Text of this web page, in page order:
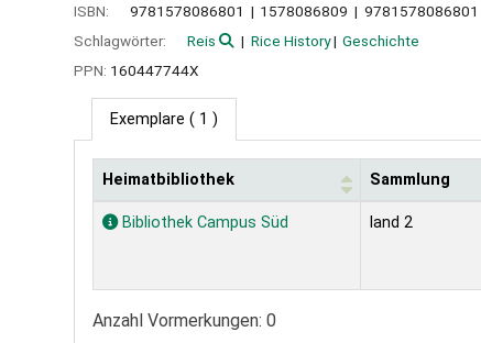
ISBN:
9781578086801 1578086809
9781578086801
Schlagwörter:
Reis Rice History
Geschichte
PPN: 160447744X
Exemplare ( 1 )
Exemplare
Heimatbibliothek Sammlung
Bibliothek Campus Süd land 2
Anzahl Vormerkungen: 0